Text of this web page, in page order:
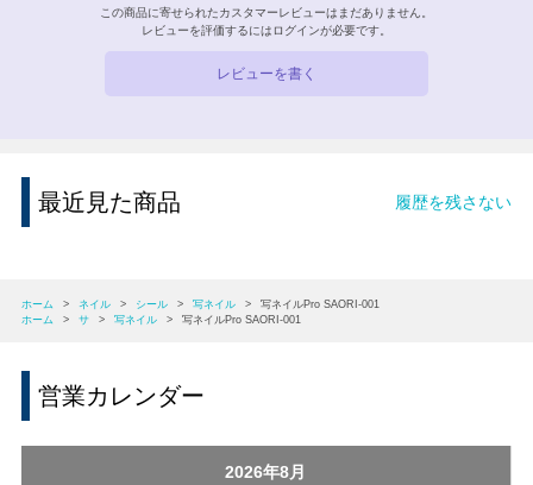
この商品に寄せられたカスタマーレビューはまだありません。
レビューを評価するには ログインが必要です。
レビューを書く
最近見た商品 履歴を残さない
ホーム > ネイル > シール > 写ネイル >
写ネイルPro SAORI-001
ホーム
> サ > 写ネイル > 写ネイルPro SAORI-001
営業カレンダー
2026年8月